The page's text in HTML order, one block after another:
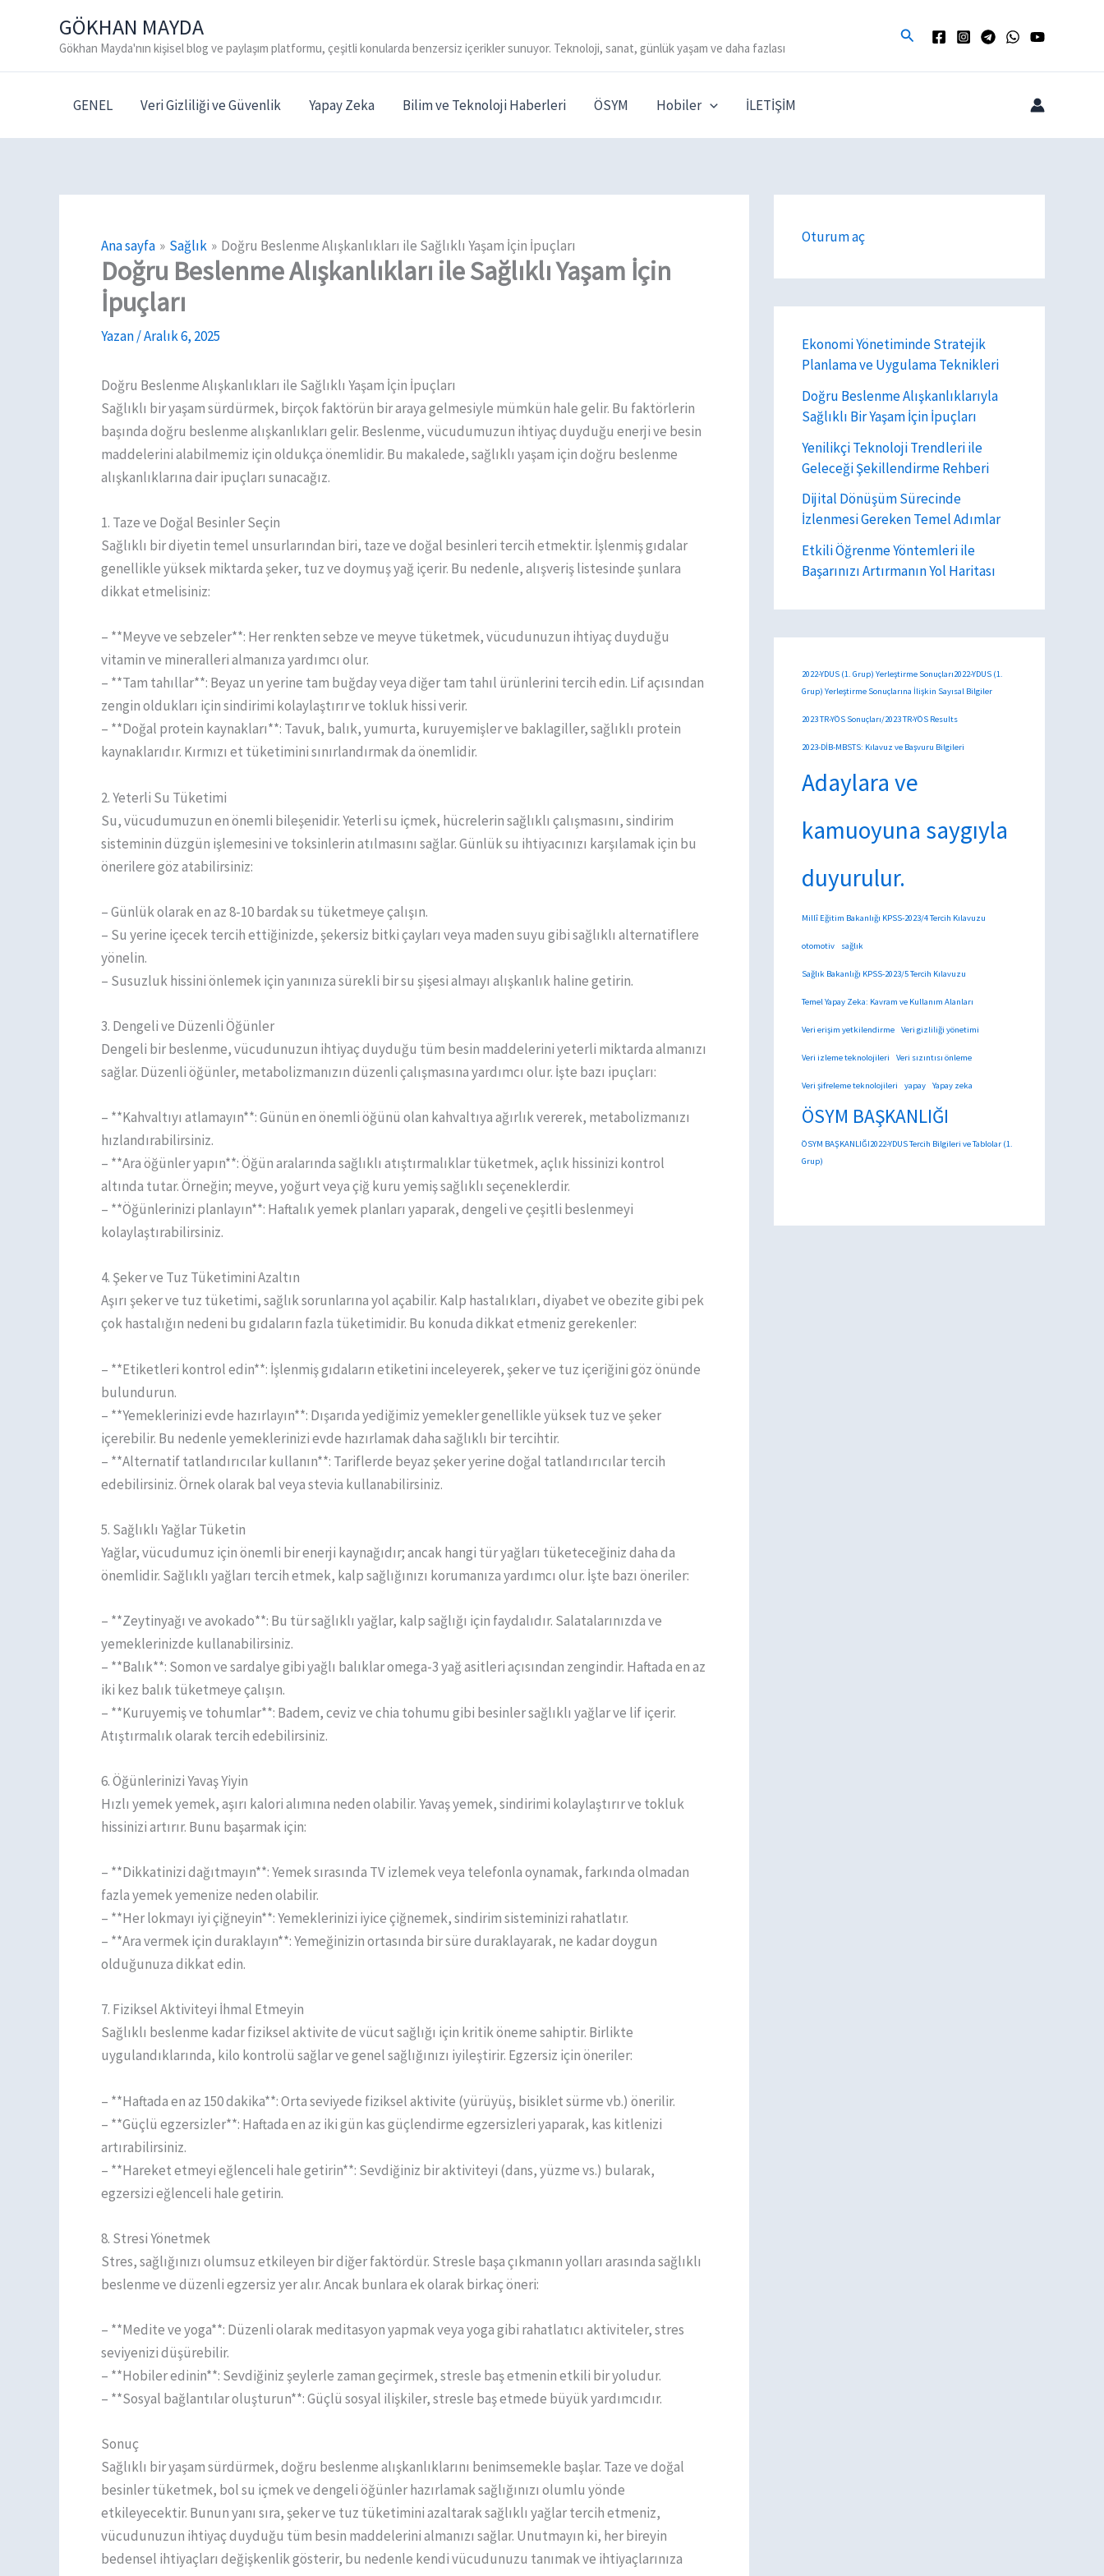
GÖKHAN MAYDA
Gökhan Mayda'nın kişisel blog ve paylaşım platformu, çeşitli konularda benzersiz içerikler sunuyor. Teknoloji, sanat, günlük yaşam ve daha fazlası
Arama
GENEL Veri Gizliliği ve Güvenlik Yapay Zeka Bilim ve Teknoloji Haberleri ÖSYM Hobiler İLETİŞİM
Ana sayfa Sağlık Doğru Beslenme Alışkanlıkları ile Sağlıklı Yaşam İçin İpuçları
Doğru Beslenme Alışkanlıkları ile Sağlıklı Yaşam İçin
İpuçları
Yazan/Aralık 6, 2025
Doğru Beslenme Alışkanlıkları ile Sağlıklı Yaşam İçin İpuçları
Sağlıklı bir yaşam sürdürmek, birçok faktörün bir araya gelmesiyle mümkün hale gelir. Bu faktörlerin
başında doğru beslenme alışkanlıkları gelir. Beslenme, vücudumuzun ihtiyaç duyduğu enerji ve besin
maddelerini alabilmemiz için oldukça önemlidir. Bu makalede, sağlıklı yaşam için doğru beslenme
alışkanlıklarına dair ipuçları sunacağız.
1. Taze ve Doğal Besinler Seçin
Sağlıklı bir diyetin temel unsurlarından biri, taze ve doğal besinleri tercih etmektir. İşlenmiş gıdalar
genellikle yüksek miktarda şeker, tuz ve doymuş yağ içerir. Bu nedenle, alışveriş listesinde şunlara
dikkat etmelisiniz:
– **Meyve ve sebzeler**: Her renkten sebze ve meyve tüketmek, vücudunuzun ihtiyaç duyduğu
vitamin ve mineralleri almanıza yardımcı olur.
– **Tam tahıllar**: Beyaz un yerine tam buğday veya diğer tam tahıl ürünlerini tercih edin. Lif açısından
zengin oldukları için sindirimi kolaylaştırır ve tokluk hissi verir.
– **Doğal protein kaynakları**: Tavuk, balık, yumurta, kuruyemişler ve baklagiller, sağlıklı protein
kaynaklarıdır. Kırmızı et tüketimini sınırlandırmak da önemlidir.
2. Yeterli Su Tüketimi
Su, vücudumuzun en önemli bileşenidir. Yeterli su içmek, hücrelerin sağlıklı çalışmasını, sindirim
sisteminin düzgün işlemesini ve toksinlerin atılmasını sağlar. Günlük su ihtiyacınızı karşılamak için bu
önerilere göz atabilirsiniz:
– Günlük olarak en az 8-10 bardak su tüketmeye çalışın.
– Su yerine içecek tercih ettiğinizde, şekersiz bitki çayları veya maden suyu gibi sağlıklı alternatiflere
yönelin.
– Susuzluk hissini önlemek için yanınıza sürekli bir su şişesi almayı alışkanlık haline getirin.
3. Dengeli ve Düzenli Öğünler
Dengeli bir beslenme, vücudunuzun ihtiyaç duyduğu tüm besin maddelerini yeterli miktarda almanızı
sağlar. Düzenli öğünler, metabolizmanızın düzenli çalışmasına yardımcı olur. İşte bazı ipuçları:
– **Kahvaltıyı atlamayın**: Günün en önemli öğünü olan kahvaltıya ağırlık vererek, metabolizmanızı
hızlandırabilirsiniz.
– **Ara öğünler yapın**: Öğün aralarında sağlıklı atıştırmalıklar tüketmek, açlık hissinizi kontrol
altında tutar. Örneğin; meyve, yoğurt veya çiğ kuru yemiş sağlıklı seçeneklerdir.
– **Öğünlerinizi planlayın**: Haftalık yemek planları yaparak, dengeli ve çeşitli beslenmeyi
kolaylaştırabilirsiniz.
4. Şeker ve Tuz Tüketimini Azaltın
Aşırı şeker ve tuz tüketimi, sağlık sorunlarına yol açabilir. Kalp hastalıkları, diyabet ve obezite gibi pek
çok hastalığın nedeni bu gıdaların fazla tüketimidir. Bu konuda dikkat etmeniz gerekenler:
– **Etiketleri kontrol edin**: İşlenmiş gıdaların etiketini inceleyerek, şeker ve tuz içeriğini göz önünde
bulundurun.
– **Yemeklerinizi evde hazırlayın**: Dışarıda yediğimiz yemekler genellikle yüksek tuz ve şeker
içerebilir. Bu nedenle yemeklerinizi evde hazırlamak daha sağlıklı bir tercihtir.
– **Alternatif tatlandırıcılar kullanın**: Tariflerde beyaz şeker yerine doğal tatlandırıcılar tercih
edebilirsiniz. Örnek olarak bal veya stevia kullanabilirsiniz.
5. Sağlıklı Yağlar Tüketin
Yağlar, vücudumuz için önemli bir enerji kaynağıdır; ancak hangi tür yağları tüketeceğiniz daha da
önemlidir. Sağlıklı yağları tercih etmek, kalp sağlığınızı korumanıza yardımcı olur. İşte bazı öneriler:
– **Zeytinyağı ve avokado**: Bu tür sağlıklı yağlar, kalp sağlığı için faydalıdır. Salatalarınızda ve
yemeklerinizde kullanabilirsiniz.
– **Balık**: Somon ve sardalye gibi yağlı balıklar omega-3 yağ asitleri açısından zengindir. Haftada en az
iki kez balık tüketmeye çalışın.
– **Kuruyemiş ve tohumlar**: Badem, ceviz ve chia tohumu gibi besinler sağlıklı yağlar ve lif içerir.
Atıştırmalık olarak tercih edebilirsiniz.
6. Öğünlerinizi Yavaş Yiyin
Hızlı yemek yemek, aşırı kalori alımına neden olabilir. Yavaş yemek, sindirimi kolaylaştırır ve tokluk
hissinizi artırır. Bunu başarmak için:
– **Dikkatinizi dağıtmayın**: Yemek sırasında TV izlemek veya telefonla oynamak, farkında olmadan
fazla yemek yemenize neden olabilir.
– **Her lokmayı iyi çiğneyin**: Yemeklerinizi iyice çiğnemek, sindirim sisteminizi rahatlatır.
– **Ara vermek için duraklayın**: Yemeğinizin ortasında bir süre duraklayarak, ne kadar doygun
olduğunuza dikkat edin.
7. Fiziksel Aktiviteyi İhmal Etmeyin
Sağlıklı beslenme kadar fiziksel aktivite de vücut sağlığı için kritik öneme sahiptir. Birlikte
uygulandıklarında, kilo kontrolü sağlar ve genel sağlığınızı iyileştirir. Egzersiz için öneriler:
– **Haftada en az 150 dakika**: Orta seviyede fiziksel aktivite (yürüyüş, bisiklet sürme vb.) önerilir.
– **Güçlü egzersizler**: Haftada en az iki gün kas güçlendirme egzersizleri yaparak, kas kitlenizi
artırabilirsiniz.
– **Hareket etmeyi eğlenceli hale getirin**: Sevdiğiniz bir aktiviteyi (dans, yüzme vs.) bularak,
egzersizi eğlenceli hale getirin.
8. Stresi Yönetmek
Stres, sağlığınızı olumsuz etkileyen bir diğer faktördür. Stresle başa çıkmanın yolları arasında sağlıklı
beslenme ve düzenli egzersiz yer alır. Ancak bunlara ek olarak birkaç öneri:
– **Medite ve yoga**: Düzenli olarak meditasyon yapmak veya yoga gibi rahatlatıcı aktiviteler, stres
seviyenizi düşürebilir.
– **Hobiler edinin**: Sevdiğiniz şeylerle zaman geçirmek, stresle baş etmenin etkili bir yoludur.
– **Sosyal bağlantılar oluşturun**: Güçlü sosyal ilişkiler, stresle baş etmede büyük yardımcıdır.
Sonuç
Sağlıklı bir yaşam sürdürmek, doğru beslenme alışkanlıklarını benimsemekle başlar. Taze ve doğal
besinler tüketmek, bol su içmek ve dengeli öğünler hazırlamak sağlığınızı olumlu yönde
etkileyecektir. Bunun yanı sıra, şeker ve tuz tüketimini azaltarak sağlıklı yağlar tercih etmeniz,
vücudunuzun ihtiyaç duyduğu tüm besin maddelerini almanızı sağlar. Unutmayın ki, her bireyin
bedensel ihtiyaçları değişkenlik gösterir, bu nedenle kendi vücudunuzu tanımak ve ihtiyaçlarınıza
Oturum aç
Ekonomi Yönetiminde Stratejik
Planlama ve Uygulama Teknikleri
Doğru Beslenme Alışkanlıklarıyla
Sağlıklı Bir Yaşam İçin İpuçları
Yenilikçi Teknoloji Trendleri ile
Geleceği Şekillendirme Rehberi
Dijital Dönüşüm Sürecinde
İzlenmesi Gereken Temel Adımlar
Etkili Öğrenme Yöntemleri ile
Başarınızı Artırmanın Yol Haritası
2022-YDUS (1. Grup) Yerleştirme Sonuçları2022-YDUS (1.
Grup) Yerleştirme Sonuçlarına İlişkin Sayısal Bilgiler
2023 TR-YÖS Sonuçları/2023 TR-YÖS Results
2023-DİB-MBSTS: Kılavuz ve Başvuru Bilgileri
Adaylara ve
kamuoyuna saygıyla
duyurulur.
Millî Eğitim Bakanlığı KPSS-2023/4 Tercih Kılavuzu
otomotiv sağlık
Sağlık Bakanlığı KPSS-2023/5 Tercih Kılavuzu
Temel Yapay Zeka: Kavram ve Kullanım Alanları
Veri erişim yetkilendirme Veri gizliliği yönetimi
Veri izleme teknolojileri Veri sızıntısı önleme
Veri şifreleme teknolojileri yapay Yapay zeka
ÖSYM BAŞKANLIĞI
ÖSYM BAŞKANLIĞI2022-YDUS Tercih Bilgileri ve Tablolar (1.
Grup)